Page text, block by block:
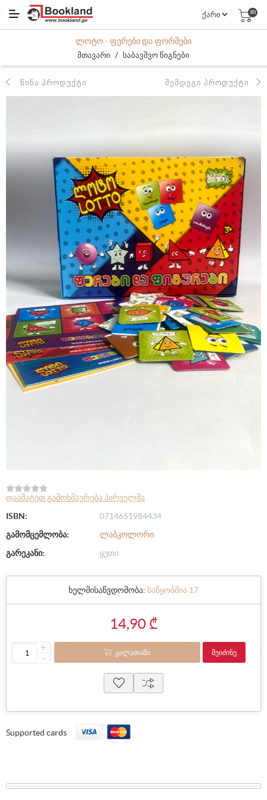
(0)
ᲚᲝᲢᲝ - ᲤᲔᲠᲔᲑᲘ ᲓᲐ ᲤᲝᲠᲛᲔᲑᲘ
მთავარი / საბავშვო წიგნები
ᲬᲘᲜᲐ ᲞᲠᲝᲓᲣᲥᲢᲘ ᲨᲔᲛᲓᲔᲒᲘ ᲞᲠᲝᲓᲣᲥᲢᲘ
დაამატეთ გამოხმაურება პირველმა
ISBN:
0714651984434
გამომცემლობა:
ᲚᲐᲑᲙᲝᲚᲝᲠᲘ
გარეკანი:
ყუთი
ხელმისაწვდომობა: საწყობშია 17
14,90 ₾
+
-
ᲙᲐᲚᲐᲗᲐᲨᲘ ᲨᲔᲘᲫᲘᲜᲔ
Supported cards